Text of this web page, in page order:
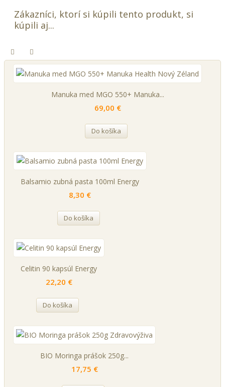
Zákazníci, ktorí si kúpili tento produkt, si
kúpili aj...
Manuka med MGO 550+ Manuka...
69,00 €
Do košíka
Balsamio zubná pasta 100ml Energy
8,30 €
Do košíka
Celitin 90 kapsúl Energy
22,20 €
Do košíka
BIO Moringa prášok 250g...
17,75 €